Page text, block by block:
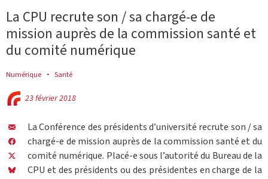
La CPU recrute son / sa chargé-e de
mission auprès de la commission santé et
du comité numérique
Numérique Santé
23 février 2018
La Conférence des présidents d’université recrute son / sa
chargé-e de mission auprès de la commission santé et du
comité numérique. Placé-e sous l’autorité du Bureau de la
CPU et des présidents ou des présidentes en charge de la